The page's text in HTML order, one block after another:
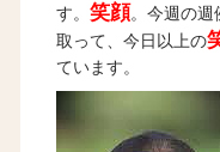
す。 笑顔。今週の週
取って、今日以上の
ています。